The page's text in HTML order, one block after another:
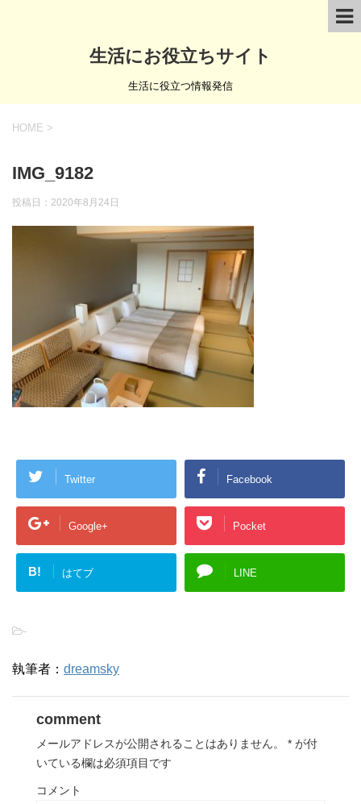
生活にお役立ちサイト
生活に役立つ情報発信
HOME >
IMG_9182
投稿日： 2020年8月24日
Twitter Facebook
Google+ Pocket
B! はてブ LINE
-
執筆者： dreamsky
comment
メールアドレスが公開されることはありません。 * が付
いている欄は必須項目です
コメント